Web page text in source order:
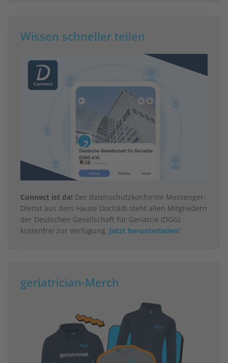
Wissen schneller teilen
Connect ist da! Der datenschutzkonforme Messenger-
Dienst aus dem Hause Doctolib steht allen Mitgliedern
der Deutschen Gesellschaft für Geriatrie (DGG)
kostenfrei zur Verfügung. Jetzt herunterladen!
geriatrician-Merch